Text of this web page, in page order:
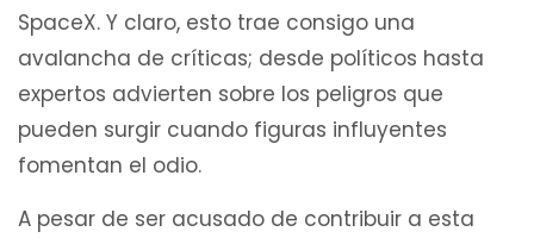
SpaceX. Y claro, esto trae consigo una
avalancha de críticas; desde políticos hasta
expertos advierten sobre los peligros que
pueden surgir cuando figuras influyentes
fomentan el odio.
A pesar de ser acusado de contribuir a esta